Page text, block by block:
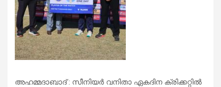
അഹമ്മദാബാദ് : സീനിയർ വനിതാ ഏകദിന ക്രിക്കറ്റിൽ